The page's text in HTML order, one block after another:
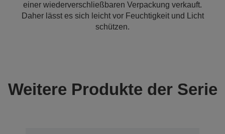
einer wiederverschließbaren Verpackung verkauft.
Daher lässt es sich leicht vor Feuchtigkeit und Licht
schützen.
Weitere Produkte der Serie